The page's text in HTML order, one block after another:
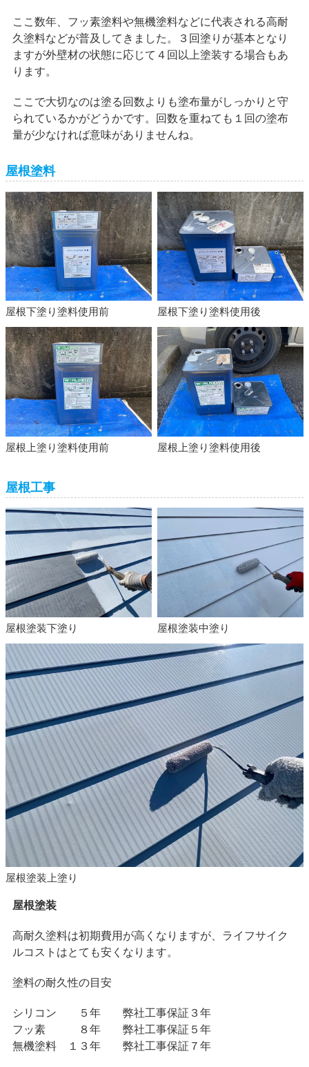
ここ数年、フッ素塗料や無機塗料などに代表される高耐
久塗料などが普及してきました。３回塗りが基本となり
ますが外壁材の状態に応じて４回以上塗装する場合もあ
ります。
ここで大切なのは塗る回数よりも塗布量がしっかりと守
られているかがどうかです。回数を重ねても１回の塗布
量が少なければ意味がありませんね。
屋根塗料
屋根下塗り塗料使用前 屋根下塗り塗料使用後
屋根上塗り塗料使用前 屋根上塗り塗料使用後
屋根工事
屋根塗装下塗り 屋根塗装中塗り
屋根塗装上塗り
屋根塗装
高耐久塗料は初期費用が高くなりますが、ライフサイク
ルコストはとても安くなります。
塗料の耐久性の目安
シリコン ５年 弊社工事保証３年
フッ素 ８年 弊社工事保証５年
無機塗料 １３年 弊社工事保証７年